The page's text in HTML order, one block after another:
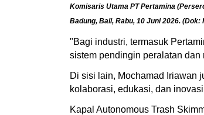
Komisaris Utama PT Pertamina
Badung, Bali, Rabu, 10 Juni 2026. (Dok:
"Bagi industri, termasuk
sistem pendingin peralatan
Di sisi lain, Mochamad Iriawan
kolaborasi, edukasi, dan
Kapal Autonomous Trash